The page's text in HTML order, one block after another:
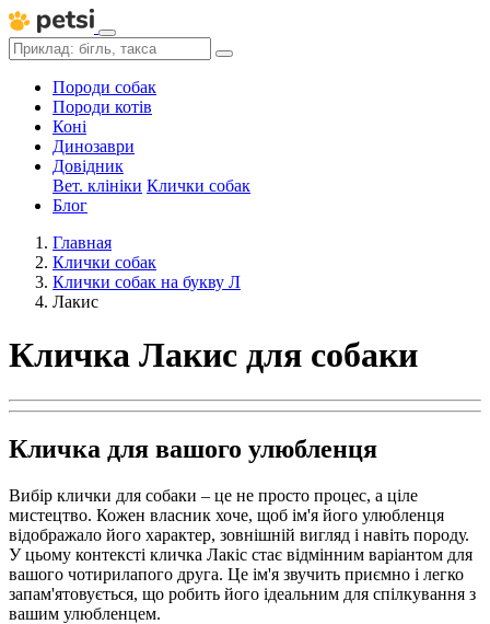
Породи собак
Породи котів
Коні
Динозаври
Довідник
Вет. клініки Клички собак
Блог
Главная
Клички собак
Клички собак на букву Л
Лакис
Кличка Лакис для собаки
Кличка для вашого улюбленця
Вибір клички для собаки – це не просто процес, а ціле
мистецтво. Кожен власник хоче, щоб ім'я його улюбленця
відображало його характер, зовнішній вигляд і навіть породу.
У цьому контексті кличка Лакіс стає відмінним варіантом для
вашого чотирилапого друга. Це ім'я звучить приємно і легко
запам'ятовується, що робить його ідеальним для спілкування з
вашим улюбленцем.